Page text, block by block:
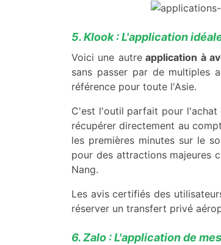
5. Klook : L'application
Voici une autreapplication à
sans passer par de multiples
référence pour toute l'Asie.
C'est l'outil parfait pour l'achat
récupérer directement au
les premières minutes sur le
pour des attractions majeures
Nang.
Les avis certifiés des
réserver un transfert privé
6. Zalo : L'application de